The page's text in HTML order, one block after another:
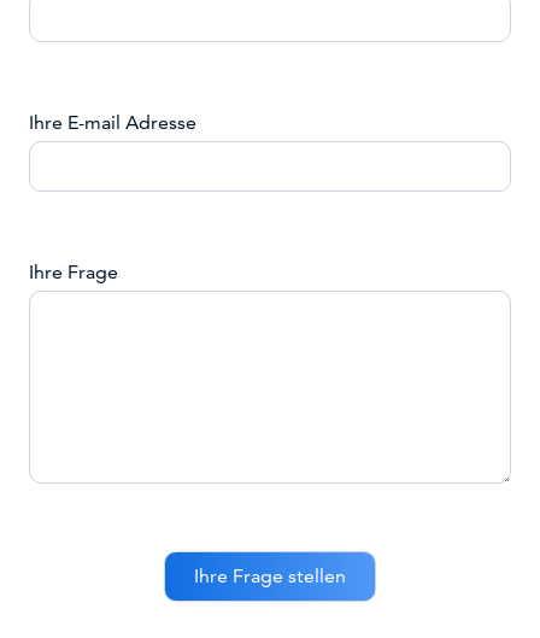
Ihre Frage
Ihre E-mail Adresse